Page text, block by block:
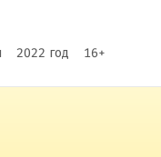
2022 год 16+